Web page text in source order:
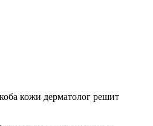
кожи дерматолог решит